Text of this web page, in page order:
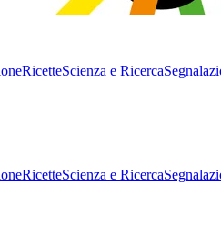
RicetteScienza e Ricerca
RicetteScienza e Ricerca